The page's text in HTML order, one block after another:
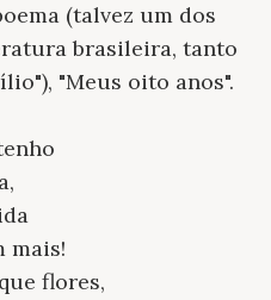
(talvez um dos
brasileira, tanto
"Meus oito anos".
mais!
flores,